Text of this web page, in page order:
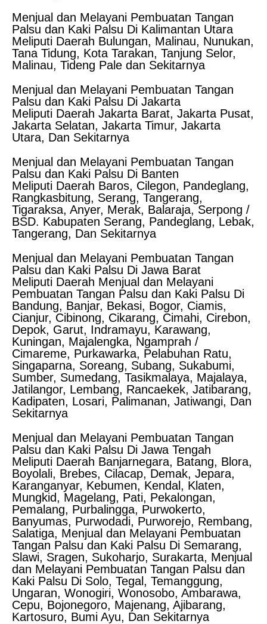
Menjual dan Melayani Pembuatan Tangan
Palsu dan Kaki Palsu Di Kalimantan Utara
Meliputi Daerah Bulungan, Malinau, Nunukan,
Tana Tidung, Kota Tarakan, Tanjung Selor,
Malinau, Tideng Pale dan Sekitarnya
Menjual dan Melayani Pembuatan Tangan
Palsu dan Kaki Palsu Di Jakarta
Meliputi Daerah Jakarta Barat, Jakarta Pusat,
Jakarta Selatan, Jakarta Timur, Jakarta
Utara, Dan Sekitarnya
Menjual dan Melayani Pembuatan Tangan
Palsu dan Kaki Palsu Di Banten
Meliputi Daerah Baros, Cilegon, Pandeglang,
Rangkasbitung, Serang, Tangerang,
Tigaraksa, Anyer, Merak, Balaraja, Serpong /
BSD. Kabupaten Serang, Pandeglang, Lebak,
Tangerang, Dan Sekitarnya
Menjual dan Melayani Pembuatan Tangan
Palsu dan Kaki Palsu Di Jawa Barat
Meliputi Daerah Menjual dan Melayani
Pembuatan Tangan Palsu dan Kaki Palsu Di
Bandung, Banjar, Bekasi, Bogor, Ciamis,
Cianjur, Cibinong, Cikarang, Cimahi, Cirebon,
Depok, Garut, Indramayu, Karawang,
Kuningan, Majalengka, Ngamprah /
Cimareme, Purkawarka, Pelabuhan Ratu,
Singaparna, Soreang, Subang, Sukabumi,
Sumber, Sumedang, Tasikmalaya, Majalaya,
Jatilangor, Lembang, Rancaekek, Jatibarang,
Kadipaten, Losari, Palimanan, Jatiwangi, Dan
Sekitarnya
Menjual dan Melayani Pembuatan Tangan
Palsu dan Kaki Palsu Di Jawa Tengah
Meliputi Daerah Banjarnegara, Batang, Blora,
Boyolali, Brebes, Cilacap, Demak, Jepara,
Karanganyar, Kebumen, Kendal, Klaten,
Mungkid, Magelang, Pati, Pekalongan,
Pemalang, Purbalingga, Purwokerto,
Banyumas, Purwodadi, Purworejo, Rembang,
Salatiga, Menjual dan Melayani Pembuatan
Tangan Palsu dan Kaki Palsu Di Semarang,
Slawi, Sragen, Sukoharjo, Surakarta, Menjual
dan Melayani Pembuatan Tangan Palsu dan
Kaki Palsu Di Solo, Tegal, Temanggung,
Ungaran, Wonogiri, Wonosobo, Ambarawa,
Cepu, Bojonegoro, Majenang, Ajibarang,
Kartosuro, Bumi Ayu, Dan Sekitarnya